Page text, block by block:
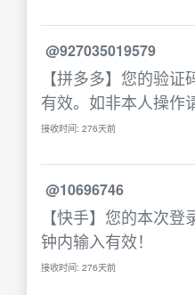
@927035019579
【拼多多】您的验
有效。如非本人操作
接收时间: 276天前
@10696746
【快手】您的本次
钟内输入有效！
接收时间: 276天前